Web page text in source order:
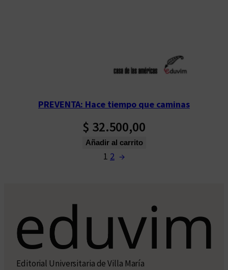
PREVENTA: Hace tiempo que caminas
$ 32.500,00
Añadir al carrito
1 2 →
Editorial Universitaria de Villa María